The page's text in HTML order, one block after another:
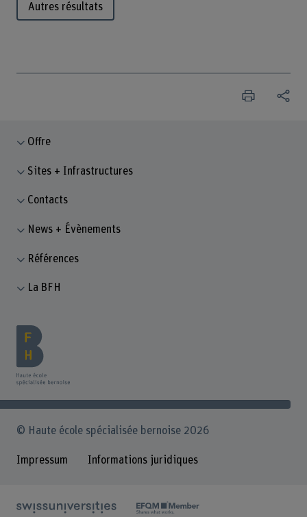
Autres résultats
Offre
Sites + Infrastructures
Contacts
News + Évènements
Références
La BFH
© Haute école spécialisée bernoise 2026
Impressum Informations juridiques